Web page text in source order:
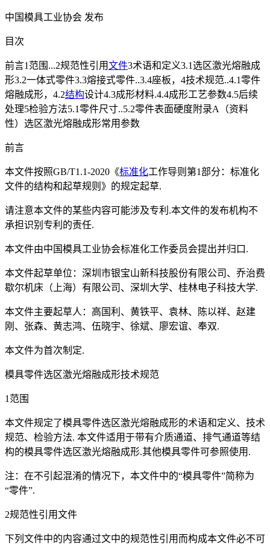
中国模具工业协会 发布
目次
前言1范围...2规范性引用文件3术语和定义3.1选区激光熔融成
形3.2一体式零件3.3熔接式零件..3.4座板，4技术规范..4.1零件
熔融成形，4.2结构设计4.3成形材料.4.4成形工艺参数4.5后续
处理5检验方法5.1零件尺寸..5.2零件表面硬度附录A（资料
性）选区激光熔融成形常用参数
前言
本文件按照GB/T1.1-2020《标准化工作导则第1部分：标准化
文件的结构和起草规则》的规定起草.
请注意本文件的某些内容可能涉及专利.本文件的发布机构不
承担识别专利的责任.
本文件由中国模具工业协会标准化工作委员会提出并归口.
本文件起草单位：深圳市银宝山新科技股份有限公司、乔治费
歇尔机床（上海）有限公司、深圳大学、桂林电子科技大学.
本文件主要起草人：高国利、黄铁平、袁林、陈以祥、赵建
刚、张森、黄志鸿、伍晓宇、徐斌、廖宏谊、奉双.
本文件为首次制定.
模具零件选区激光熔融成形技术规范
1范围
本文件规定了模具零件选区激光熔融成形的术语和定义、技术
规范、检验方法. 本文件适用于带有介质通道、排气通道等结
构的模具零件选区激光熔融成形.其他模具零件可参照使用.
注：在不引起混淆的情况下，本文件中的“模具零件”简称为
“零件”.
2规范性引用文件
下列文件中的内容通过文中的规范性引用而构成本文件必不可